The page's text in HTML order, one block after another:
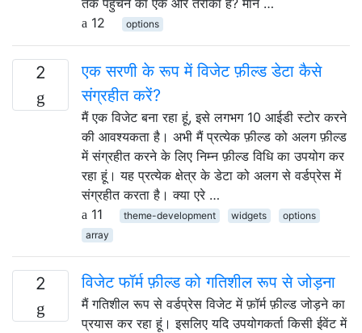
12
options
2
एक सरणी के रूप में विजेट फ़ील्ड डेटा कैसे
संग्रहीत करें?
मैं एक विजेट बना रहा हूं, इसे लगभग 10 आईडी स्टोर करने
की आवश्यकता है। अभी मैं प्रत्येक फ़ील्ड को अलग फ़ील्ड
में संग्रहीत करने के लिए निम्न फ़ील्ड विधि का उपयोग कर
रहा हूं। यह प्रत्येक क्षेत्र के डेटा को अलग से वर्डप्रेस में
संग्रहीत करता है। क्या एरे …
11
theme-development widgets
options
array
2 विजेट फॉर्म फ़ील्ड को गतिशील रूप से जोड़ना
मैं गतिशील रूप से वर्डप्रेस विजेट में फ़ॉर्म फ़ील्ड जोड़ने का
प्रयास कर रहा हूं। इसलिए यदि उपयोगकर्ता किसी ईवेंट में